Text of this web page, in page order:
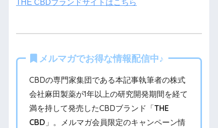
THE CBDブランドサイトはこちら
メルマガでお得な情報配信中♪
CBDの専門家集団である本記事執筆者の株式
会社麻田製薬が1年以上の研究開発期間を経て
満を持して発売したCBDブランド「THE
CBD 」。メルマガ会員限定のキャンペーン情